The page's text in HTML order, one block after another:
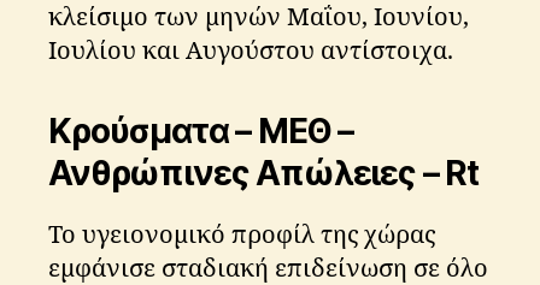
κλείσιμο των μηνών Μαΐου, Ιουνίου,
Ιουλίου και Αυγούστου αντίστοιχα.
Κρούσματα – ΜΕΘ –
Ανθρώπινες Απώλειες – Rt
Το υγειονομικό προφίλ της χώρας
εμφάνισε σταδιακή επιδείνωση σε όλο